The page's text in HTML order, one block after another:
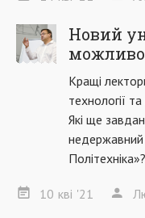
Новий
Кращі
технології
Які ще
недержавний
10 кві '21